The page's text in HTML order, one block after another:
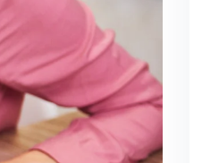
up
Sign in